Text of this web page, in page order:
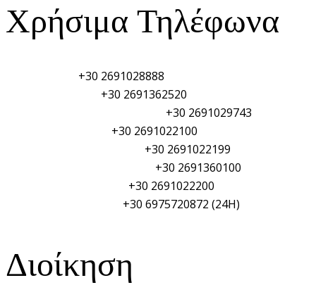
Χρήσιμα Τηλέφωνα
+30 2691028888
+30 2691362520
+30 2691029743
+30 2691022100
+30 2691022199
+30 2691360100
+30 2691022200
+30 6975720872 (24H)
Διοίκηση